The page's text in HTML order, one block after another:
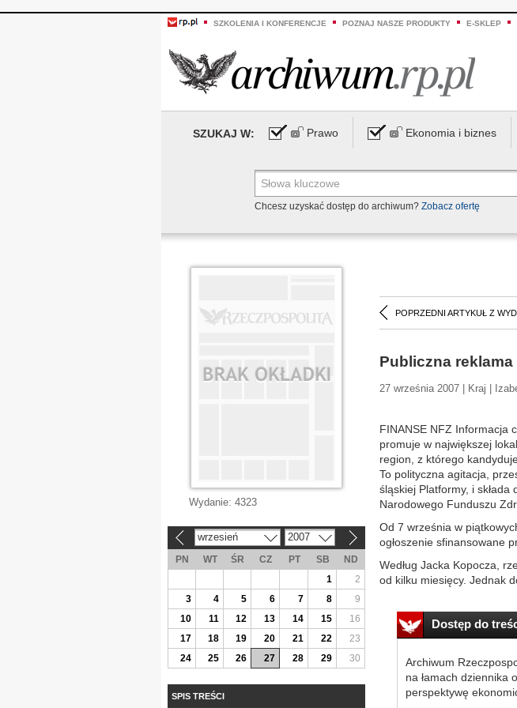
SZKOLENIA I KONFERENCJE POZNAJ NASZE PRODUKTY E-SKLEP
SZUKAJ W: Prawo Ekonomia i biznes
Chcesz uzyskać dostęp do archiwum? Zobacz ofertę
POPRZEDNI ARTYKUŁ Z
Publiczna reklama
27 września 2007 | Kraj |
FINANSE NFZ Informacja
promuje w największej
region, z którego
To polityczna agitacja,
śląskiej Platformy, i
Narodowego Funduszu
Od 7 września w
ogłoszenie sfinansowane
Według Jacka Kopocza,
od kilku miesięcy. Jednak
Dostęp do
Archiwum
na łamach dziennika
perspektywę
Wydanie: 4323
wrzesień 2007
PN WT ŚR CZ PT SB
ND
1
2
3
4 5 6 7 8
9
10
11 12 13 14 15
16
17
18 19 20 21 22
23
24
25 26 27 28 29 30
SPIS TREŚCI